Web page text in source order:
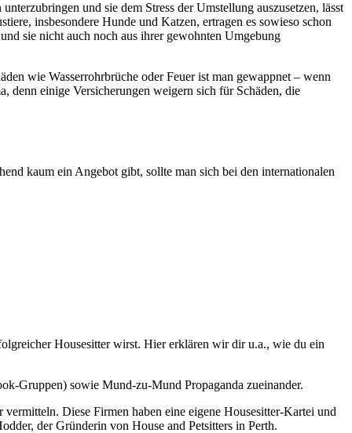
und sie dem Stress der Umstellung auszusetzen, lässt
insbesondere Hunde und Katzen, ertragen es sowieso schon
sie nicht auch noch aus ihrer gewohnten Umgebung
wie Wasserrohrbrüche oder Feuer ist man gewappnet – wenn
denn einige Versicherungen weigern sich für Schäden, die
kaum ein Angebot gibt, sollte man sich bei den internationalen
Housesitter wirst. Hier erklären wir dir u.a., wie du ein
Gruppen) sowie Mund-zu-Mund Propaganda zueinander.
vermitteln. Diese Firmen haben eine eigene Housesitter-Kartei und
der Gründerin von House and Petsitters in Perth.